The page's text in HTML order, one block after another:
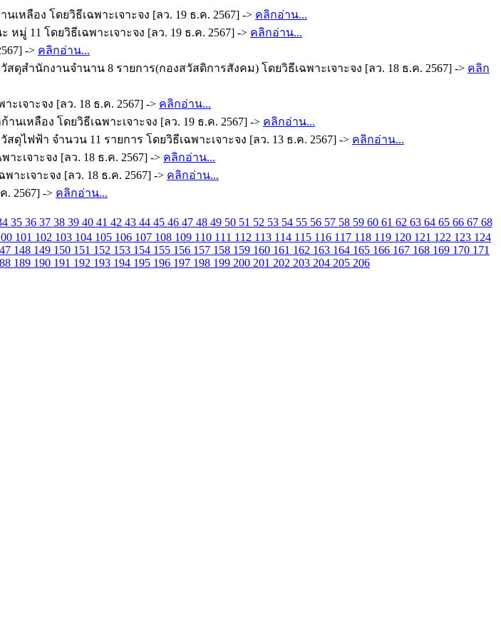
ลือง โดยวิธีเฉพาะเจาะจง [ลว. 19 ธ.ค. 2567] -> คลิกอ่าน...
11 โดยวิธีเฉพาะเจาะจง [ลว. 19 ธ.ค. 2567] -> คลิกอ่าน...
-> คลิกอ่าน...
ดุสำนักงานจำนาน 8 รายการ(กองสวัสดิการสังคม) โดยวิธีเฉพาะเจาะจง [ลว. 18 ธ.ค. 2567] -> คลิก
เจาะจง [ลว. 18 ธ.ค. 2567] -> คลิกอ่าน...
หลือง โดยวิธีเฉพาะเจาะจง [ลว. 19 ธ.ค. 2567] -> คลิกอ่าน...
ไฟฟ้า จำนวน 11 รายการ โดยวิธีเฉพาะเจาะจง [ลว. 13 ธ.ค. 2567] -> คลิกอ่าน...
เจาะจง [ลว. 18 ธ.ค. 2567] -> คลิกอ่าน...
ะเจาะจง [ลว. 18 ธ.ค. 2567] -> คลิกอ่าน...
. 2567] -> คลิกอ่าน...
35 36 37 38 39 40 41 42 43 44 45 46 47 48 49 50 51 52 53 54 55 56 57 58 59 60 61 62 63 64 65 66 67 68
101 102 103 104 105 106 107 108 109 110 111 112 113 114 115 116 117 118 119 120 121 122 123 124
148 149 150 151 152 153 154 155 156 157 158 159 160 161 162 163 164 165 166 167 168 169 170 171
189 190 191 192 193 194 195 196 197 198 199 200 201 202 203 204 205 206